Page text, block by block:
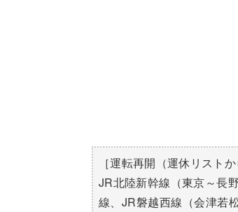
［運転再開（運休リスト
JR北陸新幹線（東京～長
線、JR磐越西線（会津若